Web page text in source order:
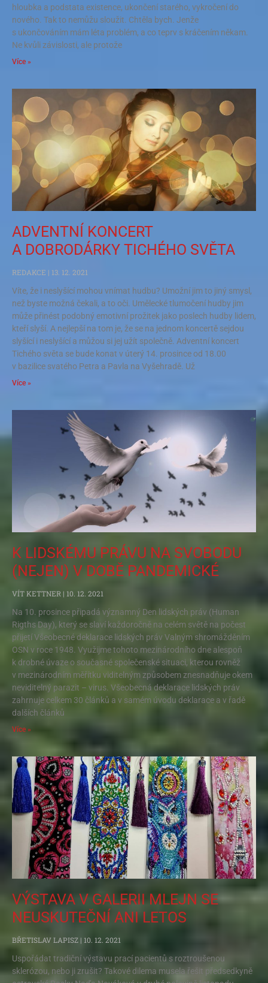
hloubka a podstata existence, ukončení starého, vykročení do
nového. Tak to nemůžu sloužit. Chtěla bych. Jenže
s ukončováním mám léta problém, a co teprv s kráčením někam.
Ne kvůli závislosti, ale protože
Více »
ADVENTNÍ KONCERT
A DOBRODÁRKY TICHÉHO SVĚTA
REDAKCE
13. 12. 2021
Víte, že i neslyšící mohou vnímat hudbu? Umožní jim to jiný smysl,
než byste možná čekali, a to oči. Umělecké tlumočení hudby jim
může přinést podobný emotivní prožitek jako poslech hudby lidem,
kteří slyší. A nejlepší na tom je, že se na jednom koncertě sejdou
slyšící i neslyšící a můžou si jej užít společně. Adventní koncert
Tichého světa se bude konat v úterý 14. prosince od 18.00
v bazilice svatého Petra a Pavla na Vyšehradě. Už
Více »
K LIDSKÉMU PRÁVU NA SVOBODU
(NEJEN) V DOBĚ PANDEMICKÉ
VÍT KETTNER
10. 12. 2021
Na 10. prosince připadá významný Den lidských práv (Human
Rigths Day), který se slaví každoročně na celém světě na počest
přijetí Všeobecné deklarace lidských práv Valným shromážděním
OSN v roce 1948. Využijme tohoto mezinárodního dne alespoň
k drobné úvaze o současné společenské situaci, kterou rovněž
v mezinárodním měřítku viditelným způsobem znesnadňuje okem
neviditelný parazit – virus. Všeobecná deklarace lidských práv
zahrnuje celkem 30 článků a v samém úvodu deklarace a v řadě
dalších článků
Více »
VÝSTAVA V GALERII MLEJN SE
NEUSKUTEČNÍ ANI LETOS
BŘETISLAV LAPISZ 10. 12. 2021
Uspořádat tradiční výstavu prací pacientů s roztroušenou
sklerózou, nebo ji zrušit? Takové dilema musela řešit předsedkyně